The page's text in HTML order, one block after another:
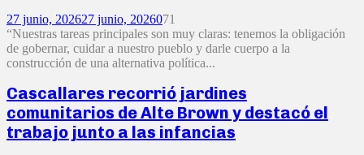
27 junio, 202627 junio, 2026071
“Nuestras tareas principales son muy claras: tenemos la obligación
de gobernar, cuidar a nuestro pueblo y darle cuerpo a la
construcción de una alternativa política...
Cascallares recorrió jardines
comunitarios de Alte Brown y destacó el
trabajo junto a las infancias